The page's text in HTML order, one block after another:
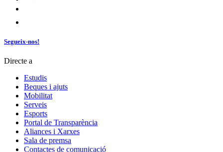
Segueix-nos!
Directe a
Estudis
Beques i ajuts
Mobilitat
Serveis
Esports
Portal de Transparència
Aliances i Xarxes
Sala de premsa
Contactes de comunicació